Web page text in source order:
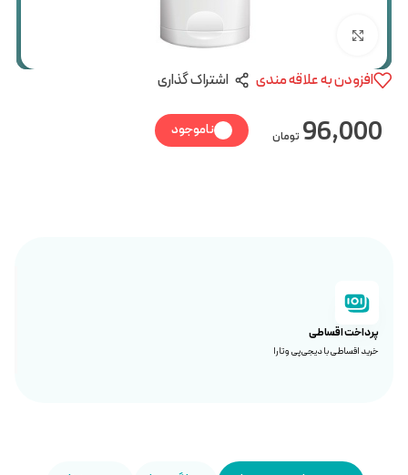
افزودن به علاقه مندی اشتراک گذاری
96,000 تومان ناموجود
پرداخت اقساطی
خرید اقساطی با دیجی‌پی و تارا